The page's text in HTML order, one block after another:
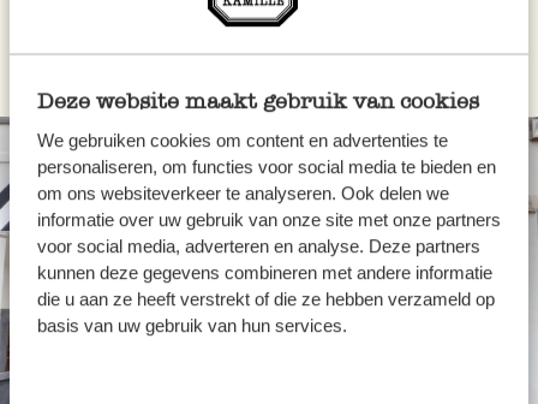
Deze website maakt gebruik van cookies
We gebruiken cookies om content en advertenties te
personaliseren, om functies voor social media te bieden en
om ons websiteverkeer te analyseren. Ook delen we
informatie over uw gebruik van onze site met onze partners
voor social media, adverteren en analyse. Deze partners
kunnen deze gegevens combineren met andere informatie
die u aan ze heeft verstrekt of die ze hebben verzameld op
basis van uw gebruik van hun services.
Zeig mehr Daten